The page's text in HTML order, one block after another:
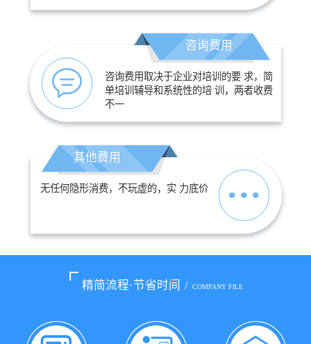
咨询费用
咨询费用取决于企业对培训的要 求，简
单培训辅导和系统性的培 训，两者收费
不一
其他费用
无任何隐形消费，不玩虚的，实 力底价
精简流程·节省时间 / COMPANY FILE